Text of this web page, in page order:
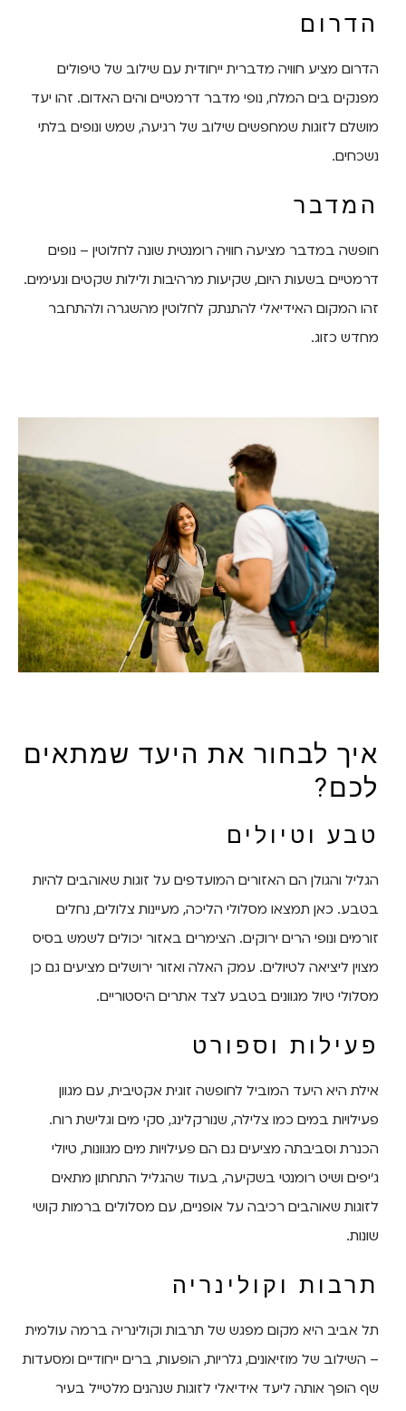
הדרום
הדרום מציע חוויה מדברית ייחודית עם שילוב של טיפולים
מפנקים בים המלח, נופי מדבר דרמטיים והים האדום. זהו יעד
מושלם לזוגות שמחפשים שילוב של רגיעה, שמש ונופים בלתי
נשכחים.
המדבר
חופשה במדבר מציעה חוויה רומנטית שונה לחלוטין – נופים
דרמטיים בשעות היום, שקיעות מרהיבות ולילות שקטים ונעימים.
זהו המקום האידיאלי להתנתק לחלוטין מהשגרה ולהתחבר
מחדש כזוג.
איך לבחור את היעד שמתאים
לכם?
טבע וטיולים
הגליל והגולן הם האזורים המועדפים על זוגות שאוהבים להיות
בטבע. כאן תמצאו מסלולי הליכה, מעיינות צלולים, נחלים
זורמים ונופי הרים ירוקים. הצימרים באזור יכולים לשמש בסיס
מצוין ליציאה לטיולים. עמק האלה ואזור ירושלים מציעים גם כן
מסלולי טיול מגוונים בטבע לצד אתרים היסטוריים.
פעילות וספורט
אילת היא היעד המוביל לחופשה זוגית אקטיבית, עם מגוון
פעילויות במים כמו צלילה, שנורקלינג, סקי מים וגלישת רוח.
הכנרת וסביבתה מציעים גם הם פעילויות מים מגוונות, טיולי
ג'יפים ושיט רומנטי בשקיעה, בעוד שהגליל התחתון מתאים
לזוגות שאוהבים רכיבה על אופניים, עם מסלולים ברמות קושי
שונות.
תרבות וקולינריה
תל אביב היא מקום מפגש של תרבות וקולינריה ברמה עולמית
– השילוב של מוזיאונים, גלריות, הופעות, ברים ייחודיים ומסעדות
שף הופך אותה ליעד אידיאלי לזוגות שנהנים מלטייל בעיר